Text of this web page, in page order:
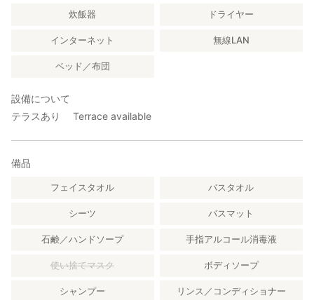
炊飯器 ドライヤー
インターネット 無線LAN
ベッド／布団
設備について
テラスあり Terrace available
備品
フェイスタオル バスタオル
シーツ バスマット
石鹸／ハンドソープ 手指アルコール消毒液
使い捨てマスク ボディソープ
シャンプー リンス／コンディショナー